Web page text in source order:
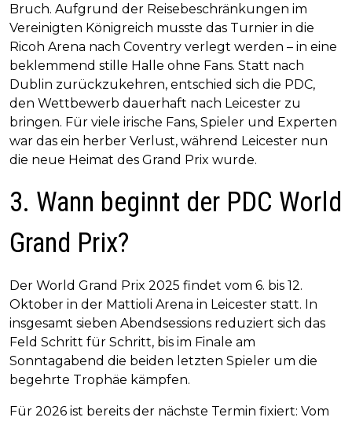
Bruch. Aufgrund der Reisebeschränkungen im
Vereinigten Königreich musste das Turnier in die
Ricoh Arena nach Coventry verlegt werden – in eine
beklemmend stille Halle ohne Fans. Statt nach
Dublin zurückzukehren, entschied sich die PDC,
den Wettbewerb dauerhaft nach Leicester zu
bringen. Für viele irische Fans, Spieler und Experten
war das ein herber Verlust, während Leicester nun
die neue Heimat des Grand Prix wurde.
3. Wann beginnt der PDC World
Grand Prix?
Der World Grand Prix 2025 findet vom 6. bis 12.
Oktober in der Mattioli Arena in Leicester statt. In
insgesamt sieben Abendsessions reduziert sich das
Feld Schritt für Schritt, bis im Finale am
Sonntagabend die beiden letzten Spieler um die
begehrte Trophäe kämpfen.
Für 2026 ist bereits der nächste Termin fixiert: Vom